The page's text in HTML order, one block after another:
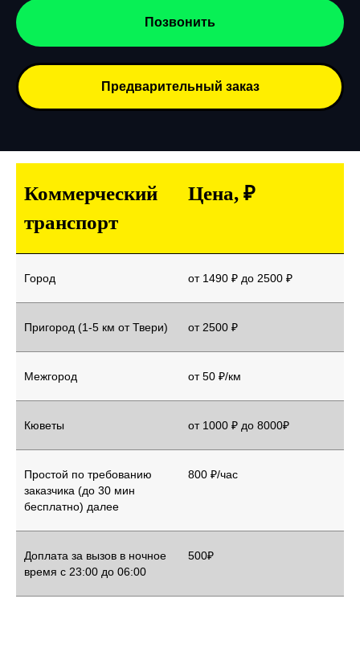
Позвонить
Предварительный заказ
Коммерческий
транспорт
Цена, ₽
Город от 1490 ₽ до 2500 ₽
Пригород (1-5 км от Твери) от 2500 ₽
Межгород от 50 ₽/км
Кюветы от 1000 ₽ до 8000₽
Простой по требованию
заказчика (до 30 мин
бесплатно) далее
800 ₽/час
Доплата за вызов в ночное
время с 23:00 до 06:00
500₽